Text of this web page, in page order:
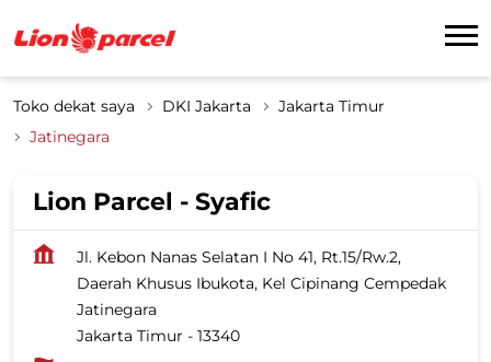
Toko dekat saya DKI Jakarta
Jakarta Timur
Jatinegara
Lion Parcel - Syafic
Jl. Kebon Nanas Selatan I No 41, Rt.15/Rw.2,
Daerah Khusus Ibukota, Kel Cipinang Cempedak
Jatinegara
Jakarta Timur - 13340